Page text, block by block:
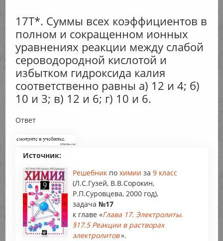
17Т*. Суммы всех коэффициентов в
полном и сокращенном ионных
уравнениях реакции между слабой
сероводородной кислотой и
избытком гидроксида калия
соответственно равны а) 12 и 4; б)
10 и 3; в) 12 и 6; г) 10 и 6.
Ответ
Источник:
Решебник по химии за 9 класс
(Л.С.Гузей, В.В.Сорокин,
Р.П.Суровцева, 2000 год),
задача №17
к главе «Глава 17. Электролиты.
§17.5 Реакции в растворах
электролитов».